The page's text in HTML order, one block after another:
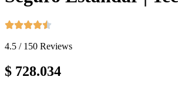
4.5 / 150 Reviews
$ 728.034